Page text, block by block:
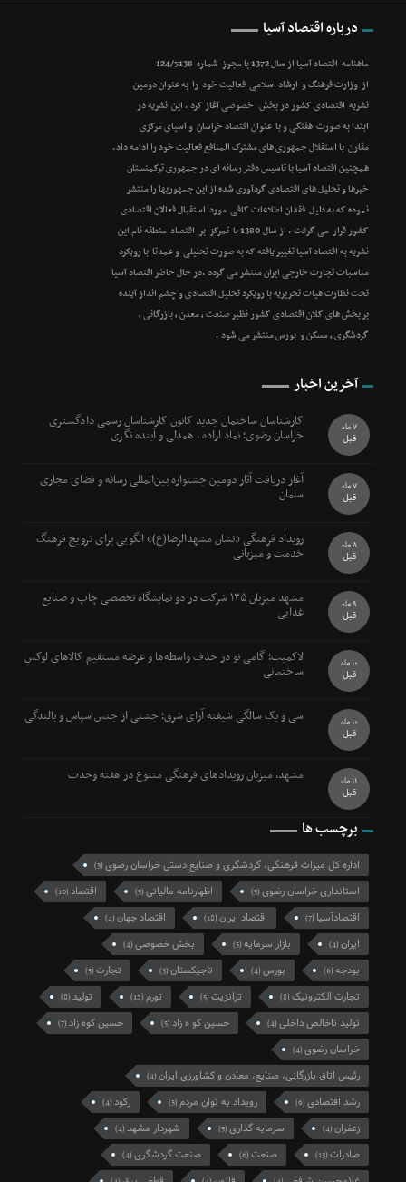
درباره اقتصاد آسیا
ماهنامه اقتصاد آسیا از سال 1372 با مجوز شماره 124/5138
از وزارت فرهنگ و ارشاد اسلامی فعالیت خود را به عنوان دومین
نشریه اقتصادی کشور در بخش خصوصی آغاز کرد . این نشریه در
ابتدا به صورت هفتگی و با عنوان اقتصاد خراسان و آسیای مرکزی
مقارن با استقلال جمهوری های مشترک المنافع فعالیت خود را ادامه داد.
همچنین اقتصاد آسیا با تاسیس دفتر رسانه ای در جمهوری ترکمنستان
خبرها و تحلیل های اقتصادی گردآوری شده از این جمهوریها را منتشر
نموده که به دلیل فقدان اطلاعات کافی مورد استقبال فعالان اقتصادی
کشور قرار می گرفت . از سال 1380 با تمرکز بر اقتصاد منطقه نام این
نشریه به اقتصاد آسیا تغییر یافته که به صورت تحلیلی و عمدتا با رویکرد
مناسبات تجارت خارجی ایران منتشر می گردد .در حال حاضر اقتصاد آسیا
تحت نظارت هیات تحریریه با رویکرد تحلیل اقتصادی و چشم انداز آینده
بر بخش های کلان اقتصادی کشور نظیر صنعت ، معدن ، بازرگانی ،
گردشگری ، مسکن و بورس منتشر می شود .
آخرین اخبار
کارشناسان ساختمان جدید کانون کارشناسان رسمی دادگستری
خراسان رضوی؛ نماد اراده ، همدلی و آینده نگری 7 ماه
قبل
آغاز دریافت آثار دومین جشنواره بین‌المللی رسانه و فضای مجازی
سلمان 7 ماه
قبل
رویداد فرهنگی «نشان مشهدالرضا(ع)» الگویی برای ترویج فرهنگ
خدمت و میزبانی 8 ماه
قبل
مشهد میزبان ۱۳۵ شرکت در دو نمایشگاه تخصصی چاپ و صنایع
غذایی 9 ماه
قبل
لاکمیت؛ گامی نو در حذف واسطه‌ها و عرضه مستقیم کالاهای لوکس
ساختمانی 10 ماه
قبل
سی و یک سالگی شیفته آرای شرق؛ جشنی از جنس سپاس و بالندگی 10 ماه
قبل
مشهد، میزبان رویدادهای فرهنگی متنوع در هفته وحدت 11 ماه
قبل
برچسب ها
اداره کل میراث فرهنگی، گردشگری و صنایع دستی خراسان رضوی(3)
استانداری خراسان رضوی(5) اظهارنامه مالیاتی(5) اقتصاد(10)
اقتصادآسیا (7) اقتصاد ایران(18) اقتصاد جهان(4)
ایران(4) بازار سرمایه(5) بخش خصوصی(4)
بودجه(6) بورس(4) تاجیکستان(3) تجارت(5)
تجارت الکترونیک(8) ترانزیت(5) تورم(12) تولید(8)
تولید ناخالص داخلی(4) حسین کو ه زاد(5) حسین کوه زاد(7)
خراسان رضوی(4)
رئیس اتاق بازرگانی، صنایع، معادن و کشاورزی ایران(4)
رشد اقتصادی(6) رویداد به توان مردم(5) رکود(4)
زعفران(4) سرمایه گذاری(5) شهردار مشهد(4)
صادرات(13) صنعت(6) صنعت گردشگری(4)